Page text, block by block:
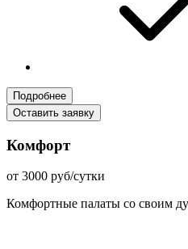
Подробнее
Оставить заявку
Комфорт
от 3000 руб/сутки
Комфортные палаты со своим